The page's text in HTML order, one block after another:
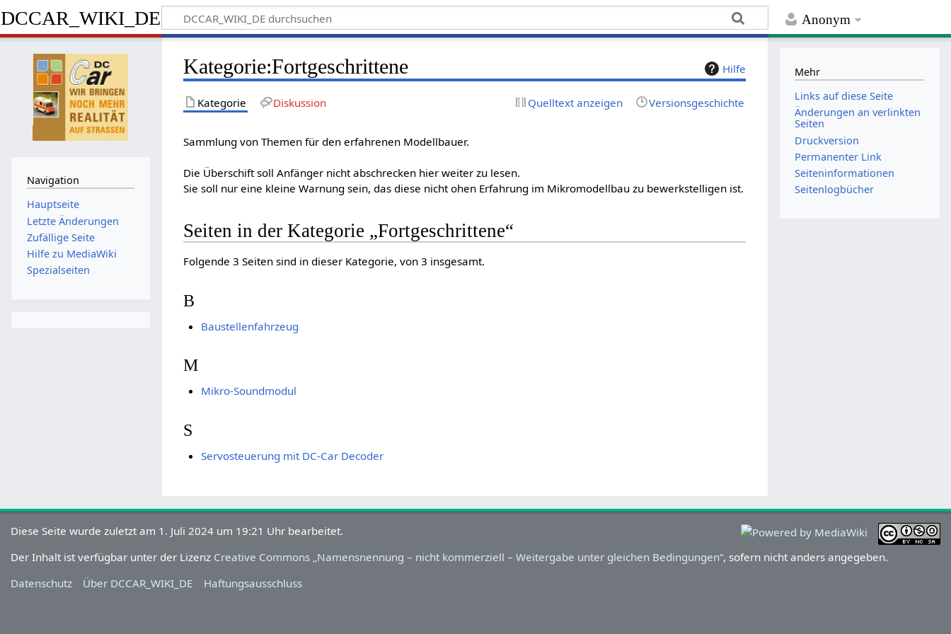
Anonym
DCCAR_WIKI_DE
Hilfe
Kategorie:Fortgeschrittene
Kategorie Diskussion Quelltext anzeigen Versionsgeschichte
Sammlung von Themen für den erfahrenen Modellbauer.
Die Überschift soll Anfänger nicht abschrecken hier weiter zu lesen.
Sie soll nur eine kleine Warnung sein, das diese nicht ohen Erfahrung im Mikromodellbau zu bewerkstelligen ist.
Seiten in der Kategorie „Fortgeschrittene“
Folgende 3 Seiten sind in dieser Kategorie, von 3 insgesamt.
B
Baustellenfahrzeug
M
Mikro-Soundmodul
S
Servosteuerung mit DC-Car Decoder
Navigation
Hauptseite
Letzte Änderungen
Zufällige Seite
Hilfe zu MediaWiki
Spezialseiten
Mehr
Links auf diese Seite
Änderungen an verlinkten
Seiten
Druckversion
Permanenter Link
Seiten­­informationen
Seitenlogbücher
Diese Seite wurde zuletzt am 1. Juli 2024 um 19:21 Uhr bearbeitet.
Der Inhalt ist verfügbar unter der Lizenz Creative Commons „Namensnennung – nicht kommerziell – Weitergabe unter gleichen Bedingungen“, sofern nicht anders angegeben.
Datenschutz
Über DCCAR_WIKI_DE Haftungsausschluss